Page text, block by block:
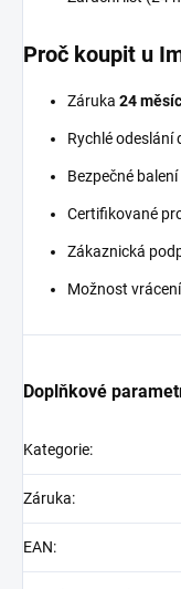
Proč koupit u
Záruka 24
Rychlé odeslání
Bezpečné
Certifikované
Zákaznická
Možnost
Doplňkové
Kategorie:
Záruka:
EAN: